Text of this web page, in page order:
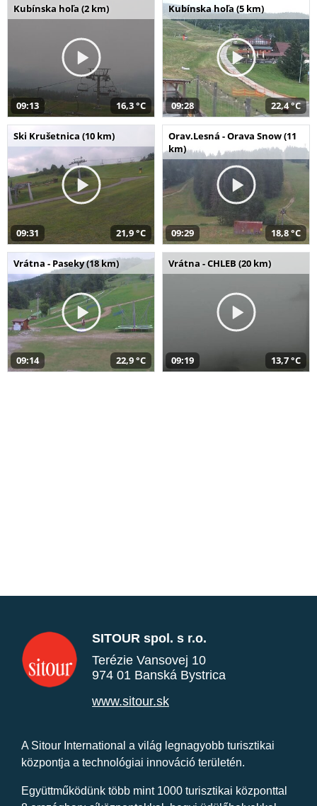
Kubínska hoľa (2 km)
09:13 16,3 °C
Kubínska hoľa (5 km)
09:28 22,4 °C
Ski Krušetnica (10 km)
09:31 21,9 °C
Orav.Lesná - Orava Snow (11
km)
09:29 18,8 °C
Vrátna - Paseky (18 km)
09:14 22,9 °C
Vrátna - CHLEB (20 km)
09:19 13,7 °C
SITOUR spol. s r.o.
Terézie Vansovej 10
974 01 Banská Bystrica
www.sitour.sk
A Sitour International a világ legnagyobb turisztikai
központja a technológiai innováció területén.
Együttműködünk több mint 1000 turisztikai központtal